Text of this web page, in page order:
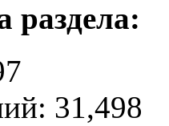
раздела:
31,498